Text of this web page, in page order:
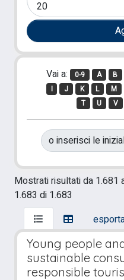
Vai a: 0-9 A B
I
J K L M
T
U V
o inserisci le
Mostrati risultati da 1.681
1.683 di 1.683
Young people
sustainable
responsible